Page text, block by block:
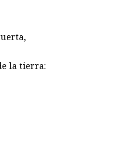
la tierra: